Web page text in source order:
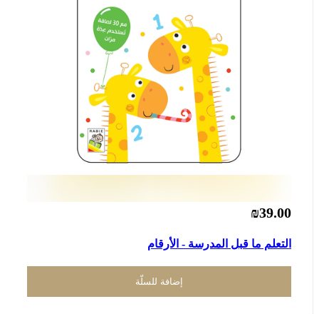
₪39.00
التعلم ما قبل المدرسة - الأرقام
إضافة للسلّة